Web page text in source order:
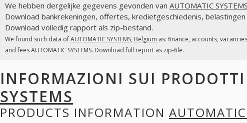
We hebben dergelijke gegevens gevonden van AUTOMATIC
Download bankrekeningen, offertes, kredietgeschiedenis, belastingen
Download volledig rapport als zip-bestand.
We found such data ofAUTOMATIC SYSTEMS, Belgium as: finance, accounts,
and fees AUTOMATIC SYSTEMS. Download full report as zip-file.
INFORMAZIONI SUI PRODOTTI
SYSTEMS
PRODUCTS INFORMATION